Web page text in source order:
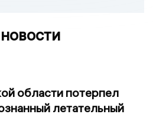
области потерпел
летательный